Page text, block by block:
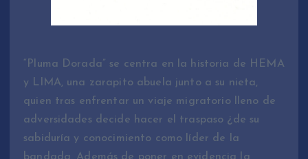
“Pluma Dorada” se centra en la historia de HEMA
y LIMA, una zarapito abuela junto a su nieta,
quien tras enfrentar un viaje migratorio lleno de
adversidades decide hacer el traspaso ¿de su
sabiduría y conocimiento como líder de la
bandada. Además de poner en evidencia la